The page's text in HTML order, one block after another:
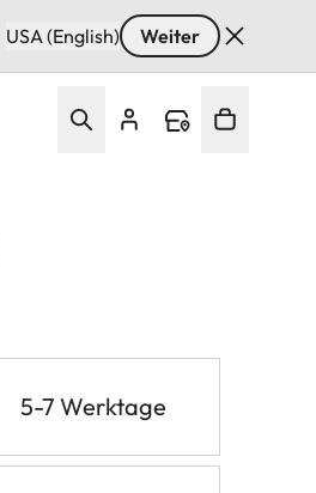
USA (English) Weiter
5-7 Werktage